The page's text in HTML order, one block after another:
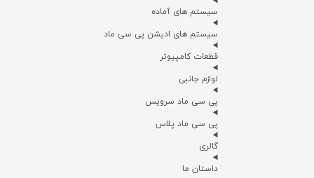
سیستم های آماده
سیستم های ادیشن پی سی ماد
قطعات کامپیوتر
لوازم جانبی
پی سی ماد سرویس
پی سی ماد پلاس
گالری
داستان ما